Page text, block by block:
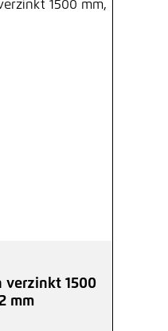
von 5 von 5
verzinkt 1500
mm